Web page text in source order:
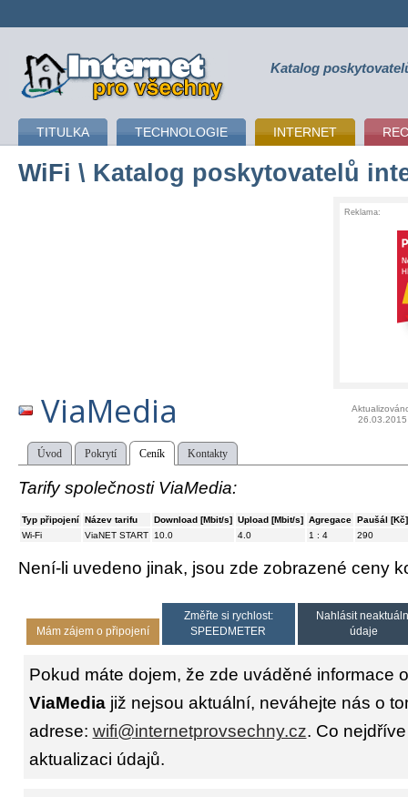
připojení k internetu Katalog
TITULKA TECHNOLOGIE INTERNET
WiFi \ Katalog poskytovatelů
Reklama:
ViaMedia
26.03.2015
Úvod Pokrytí Ceník Kontakty
Tarify společnosti ViaMedia:
Typ připojení Název tarifu Download [Mbit/s] Upload [Mbit/s] Agregace Paušál [Kč]
Wi-Fi
ViaNET START 10.0 4.0 1 : 4 290
Není-li uvedeno jinak, jsou zde zobrazené ceny
Mám zájem o připojení
Změřte si rychlost:
SPEEDMETER
Nahlásit
údaje
Pokud máte dojem, že zde uváděné informace
ViaMediajiž nejsou aktuální, neváhejte nás o
adrese: wifi@internetprovsechny.cz. Co
aktualizaci údajů.